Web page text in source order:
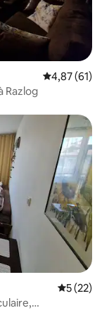
Évaluation
4,87 (61)
Razlog
5 (22)